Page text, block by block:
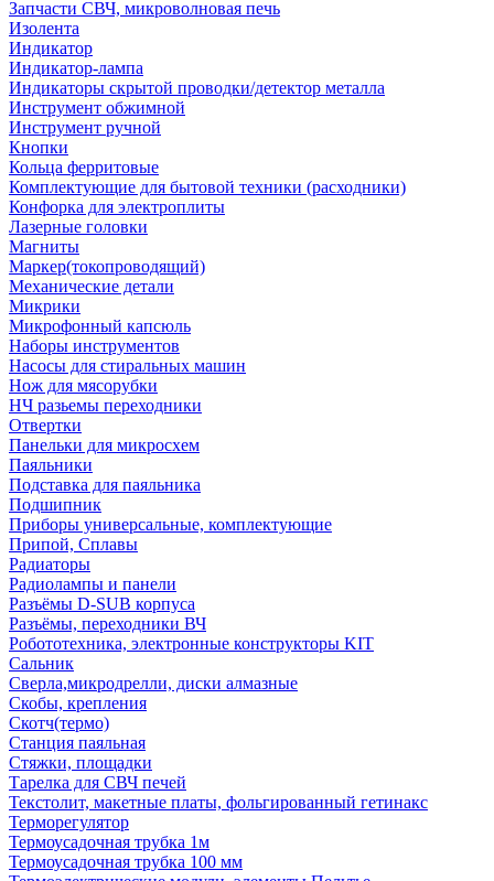
Запчасти СВЧ, микроволновая печь
Изолента
Индикатор
Индикатор-лампа
Индикаторы скрытой проводки/детектор металла
Инструмент обжимной
Инструмент ручной
Кнопки
Кольца ферритовые
Комплектующие для бытовой техники (расходники)
Конфорка для электроплиты
Лазерные головки
Магниты
Маркер(токопроводящий)
Механические детали
Микрики
Микрофонный капсюль
Наборы инструментов
Насосы для стиральных машин
Нож для мясорубки
НЧ разьемы переходники
Отвертки
Панельки для микросхем
Паяльники
Подставка для паяльника
Подшипник
Приборы универсальные, комплектующие
Припой, Сплавы
Радиаторы
Радиолампы и панели
Разъёмы D-SUB корпуса
Разъёмы, переходники ВЧ
Робототехника, электронные конструкторы KIT
Сальник
Сверла,микродрелли, диски алмазные
Скобы, крепления
Скотч(термо)
Станция паяльная
Стяжки, площадки
Тарелка для СВЧ печей
Текстолит, макетные платы, фольгированный гетинакс
Терморегулятор
Термоусадочная трубка 1м
Термоусадочная трубка 100 мм